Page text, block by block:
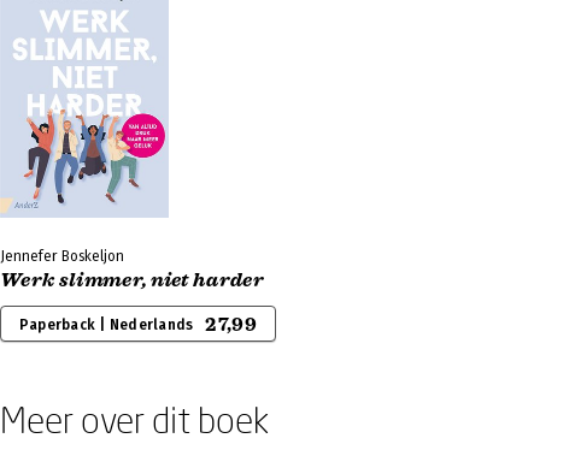
Jennefer Boskeljon
Werk slimmer, niet harder
Paperback | Nederlands 27,99
Meer over dit boek